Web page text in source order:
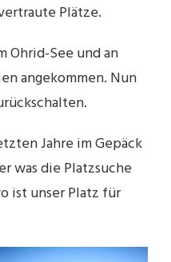
Plätze.
Ohrid-See und an
angekommen. Nun
Jahre im Gepäck
was die Platzsuche
ist unser Platz für